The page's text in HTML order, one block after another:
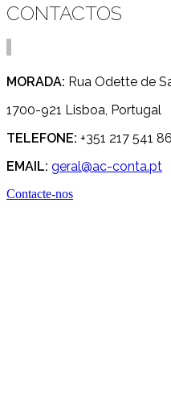
CONTACTOS
MORADA: Rua Odette de
1700-921 Lisboa, Portugal
TELEFONE: +351 217 541
EMAIL: geral@ac-conta.pt
Contacte-nos